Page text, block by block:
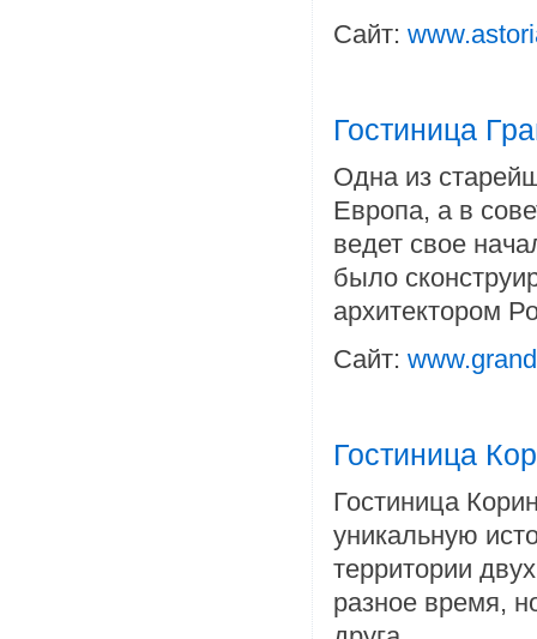
Сайт:
Гостиница
Одна из
Европа, а в
ведет свое
было
архитектором
Сайт:
Гостиница
Гостиница
уникальную
территории
разное время,